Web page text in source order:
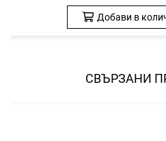
Добави в
СВЪРЗАНИ